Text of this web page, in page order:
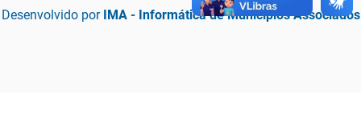
Desenvolvido por IMA - Informática de Municípios Associados